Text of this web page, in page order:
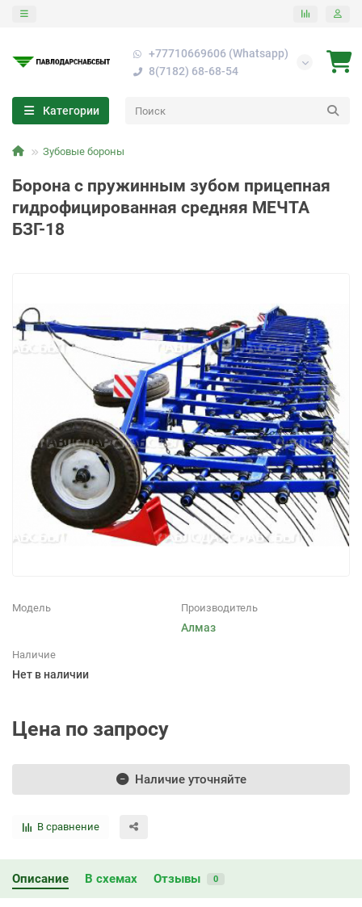
+77710669606 (Whatsapp)
8(7182) 68-68-54
Категории
Зубовые бороны
Борона с пружинным зубом прицепная
гидрофицированная средняя МЕЧТА
БЗГ-18
Модель Производитель
Алмаз
Наличие
Нет в наличии
Цена по запросу
Наличие уточняйте
В сравнение
Описание В схемах Отзывы 0